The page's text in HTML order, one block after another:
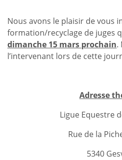
Nous avons le plaisir de vous
formation/recyclage de juges
dimanche 15 mars prochain.
l’intervenant lors de cette
Adresse
Ligue Equestre
Rue de la
5340